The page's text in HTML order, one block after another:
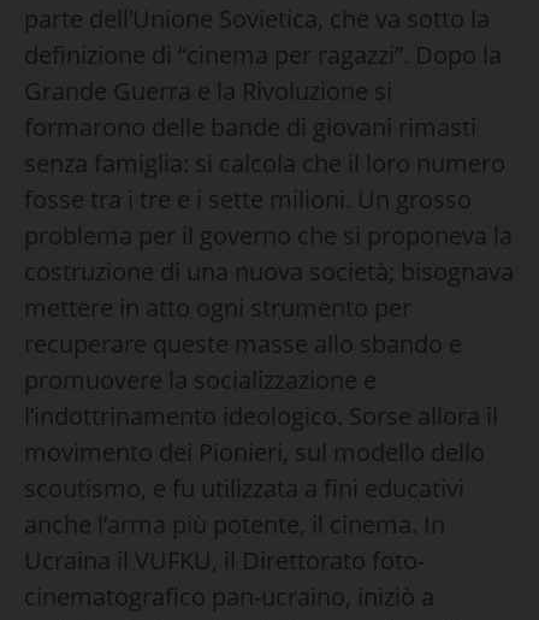
parte dell’Unione Sovietica, che va sotto la
definizione di “cinema per ragazzi”. Dopo la
Grande Guerra e la Rivoluzione si
formarono delle bande di giovani rimasti
senza famiglia: si calcola che il loro numero
fosse tra i tre e i sette milioni. Un grosso
problema per il governo che si proponeva la
costruzione di una nuova società; bisognava
mettere in atto ogni strumento per
recuperare queste masse allo sbando e
promuovere la socializzazione e
l’indottrinamento ideologico. Sorse allora il
movimento dei Pionieri, sul modello dello
scoutismo, e fu utilizzata a fini educativi
anche l’arma più potente, il cinema. In
Ucraina il VUFKU, il Direttorato foto-
cinematografico pan-ucraino, iniziò a